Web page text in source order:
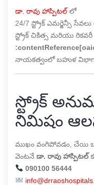
డా. రావు హాస్పిటల్లో
24/7 స్ట్రోక్ ఎమర్జెన్సీ
స్ట్రోక్ చికిత్స మరియు రికవరీ
నాయకత్వంలో బహుళ విభాగాల
స్ట్రోక్
నిమిషం
ముఖం వంగిపోవడం, చేయి
వెంటనే డా. రావు హాస్పిటల్
090100 56444